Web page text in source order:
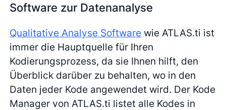
Software zur Datenanalyse
Qualitative Analyse Software wie ATLAS.ti ist
immer die Hauptquelle für Ihren
Kodierungsprozess, da sie Ihnen hilft, den
Überblick darüber zu behalten, wo in den
Daten jeder Kode angewendet wird. Der Kode
Manager von ATLAS.ti listet alle Kodes in